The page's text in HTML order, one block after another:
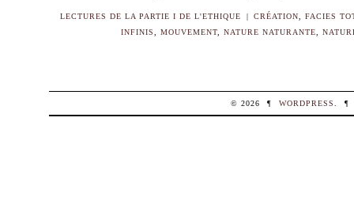
LECTURES DE LA PARTIE I DE L'ETHIQUE CRÉATION, FACIES
INFINIS,MOUVEMENT,NATURE NATURANTE,
© 2026 ¶ WORDPRESS. ¶